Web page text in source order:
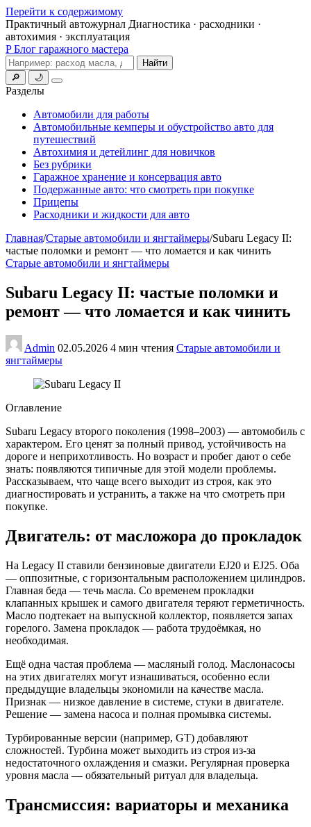
Перейти к содержимому
Практичный автожурнал Диагностика · расходники ·
автохимия · эксплуатация
P Блог гаражного мастера
Поиск
Найти
🔎
🌙
Меню
Разделы
Автомобили для работы
Автомобильные кемперы и обустройство авто для
путешествий
Автохимия и детейлинг для новичков
Без рубрики
Гаражное хранение и консервация авто
Подержанные авто: что смотреть при покупке
Прицепы
Расходники и жидкости для авто
Главная/Старые автомобили и янгтаймеры/Subaru Legacy II:
частые поломки и ремонт — что ломается и как чинить
Старые автомобили и янгтаймеры
Subaru Legacy II: частые поломки и
ремонт — что ломается и как чинить
Admin 02.05.2026 4 мин чтения Старые автомобили и
янгтаймеры
Оглавление
Subaru Legacy второго поколения (1998–2003) — автомобиль с
характером. Его ценят за полный привод, устойчивость на
дороге и неприхотливость. Но возраст и пробег дают о себе
знать: появляются типичные для этой модели проблемы.
Рассказываем, что чаще всего выходит из строя, как это
диагностировать и устранить, а также на что смотреть при
покупке.
Двигатель: от масложора до прокладок
На Legacy II ставили бензиновые двигатели EJ20 и EJ25. Оба
— оппозитные, с горизонтальным расположением цилиндров.
Главная беда — течь масла. Со временем прокладки
клапанных крышек и самого двигателя теряют герметичность.
Масло подтекает на выпускной коллектор, появляется запах
горелого. Замена прокладок — работа трудоёмкая, но
необходимая.
Ещё одна частая проблема — масляный голод. Маслонасосы
на этих двигателях могут изнашиваться, особенно если
предыдущие владельцы экономили на качестве масла.
Признак — низкое давление в системе, стуки в двигателе.
Решение — замена насоса и полная промывка системы.
Турбированные версии (например, GT) добавляют
сложностей. Турбина может выходить из строя из-за
недостаточного охлаждения и смазки. Регулярная проверка
уровня масла — обязательный ритуал для владельца.
Трансмиссия: вариаторы и механика